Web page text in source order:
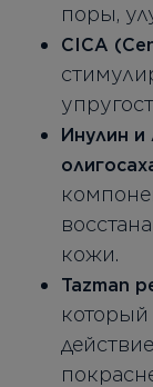
поры,
СІСА
Инулин
кожи.
Tazman